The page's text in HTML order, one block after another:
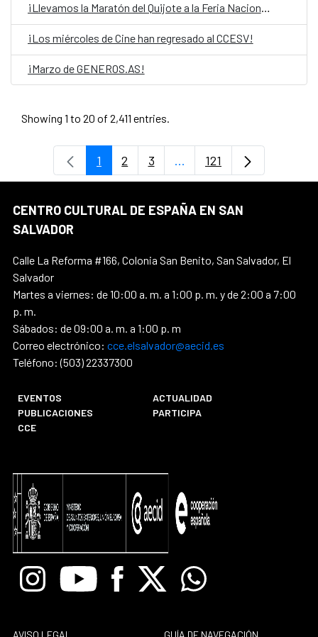
¡Llevamos la Maratón del Quijote a la Feria Nacional del libro!
¡Los miércoles de Cine han regresado al CCESV!
¡Marzo de GENEROS.AS!
Showing 1 to 20 of 2,411 entries.
Page
1 Page
2 Page
3 ...Intermediate Pages Use
Page
121
CENTRO CULTURAL DE ESPAÑA EN SAN
SALVADOR
Calle La Reforma #166, Colonia San Benito, San Salvador, El
Salvador
Martes a viernes: de 10:00 a. m. a 1:00 p. m. y de 2:00 a 7:00
p. m.
Sábados: de 09:00 a. m. a 1:00 p. m
Correo electrónico: cce.elsalvador@aecid.es
Teléfono: (503) 22337300
EVENTOS
ACTUALIDAD
PUBLICACIONES
PARTICIPA
CCE
InstagramYoutube Facebook
X Whatsapp